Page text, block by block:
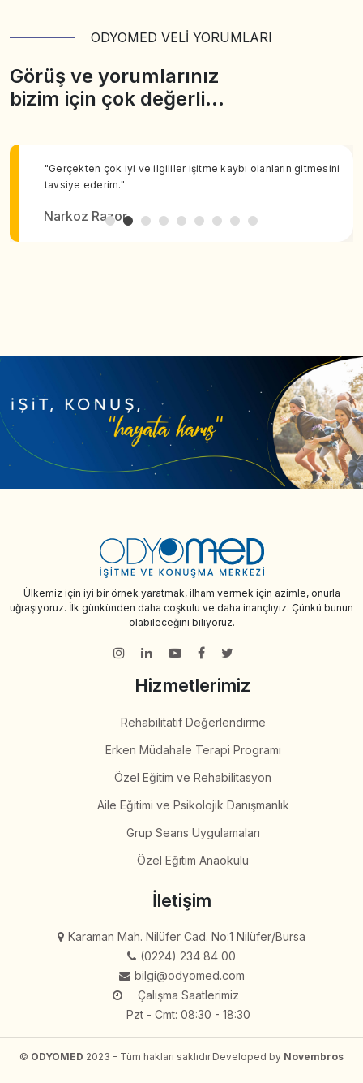
ODYOMED VELİ YORUMLARI
Görüş ve yorumlarınız
bizim için çok değerli…
"Gerçekten çok iyi ve ilgililer işitme kaybı olanların gitmesini
tavsiye ederim."
Narkoz Razor
Ülkemiz için iyi bir örnek yaratmak, ilham vermek için azimle, onurla
uğraşıyoruz. İlk günkünden daha coşkulu ve daha inançlıyız. Çünkü bunun
olabileceğini biliyoruz.
Hizmetlerimiz
Rehabilitatif Değerlendirme
Erken Müdahale Terapi Programı
Özel Eğitim ve Rehabilitasyon
Aile Eğitimi ve Psikolojik Danışmanlık
Grup Seans Uygulamaları
Özel Eğitim Anaokulu
İletişim
Karaman Mah. Nilüfer Cad. No:1 Nilüfer/Bursa
(0224) 234 84 00
bilgi@odyomed.com
Çalışma Saatlerimiz
Pzt - Cmt: 08:30 - 18:30
© ODYOMED 2023 - Tüm hakları saklıdır.Developed by Novembros